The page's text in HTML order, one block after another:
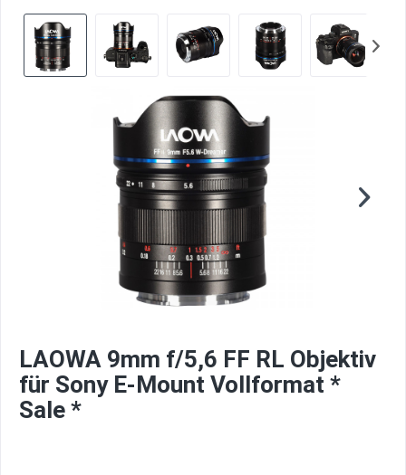
LAOWA 9mm f/5,6 FF RL Objektiv
für Sony E-Mount Vollformat *
Sale *